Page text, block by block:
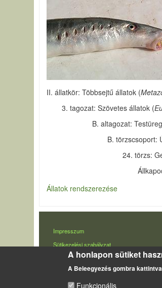
II. állatkör: Többsejtű állatok (
3. tagozat: Szövetes állatok (
B. altagozat:
B. törzscsoport:
24. törzs:
Állatok rendszerezése
LÁBLÉC
Impresszum
Sütikezelési szabályzat
A honlapon sütiket
A Beleegyezés gombra
Funkcionális